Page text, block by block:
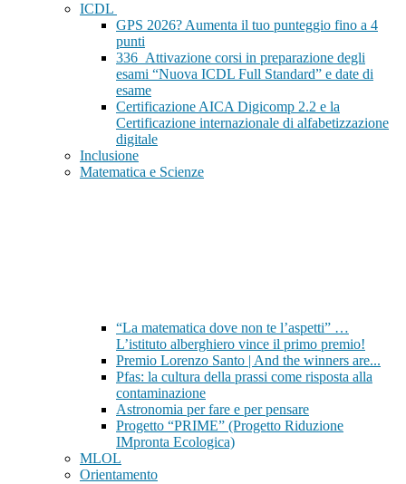
ICDL
GPS 2026? Aumenta il tuo punteggio fino a 4
punti
336_Attivazione corsi in preparazione degli
esami “Nuova ICDL Full Standard” e date di
esame
Certificazione AICA Digicomp 2.2 e la
Certificazione internazionale di alfabetizzazione
digitale
Inclusione
Matematica e Scienze
“La matematica dove non te l’aspetti” …
L’istituto alberghiero vince il primo premio!
Premio Lorenzo Santo | And the winners are...
Pfas: la cultura della prassi come risposta alla
contaminazione
Astronomia per fare e per pensare
Progetto “PRIME” (Progetto Riduzione
IMpronta Ecologica)
MLOL
Orientamento